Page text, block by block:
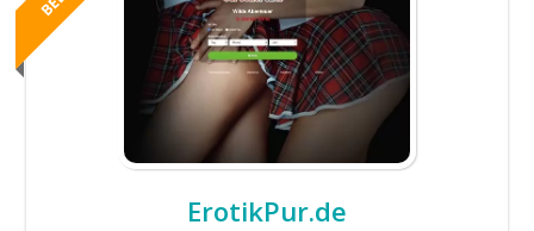
ErotikPur.de